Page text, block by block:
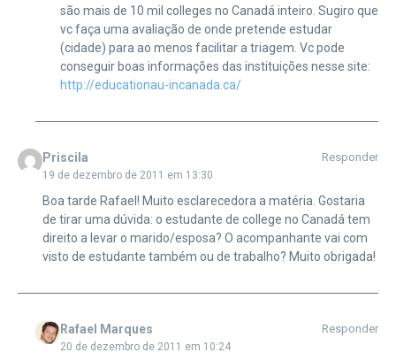
são mais de 10 mil colleges no Canadá inteiro. Sugiro que
vc faça uma avaliação de onde pretende estudar
(cidade) para ao menos facilitar a triagem. Vc pode
conseguir boas informações das instituições nesse site:
http://educationau-incanada.ca/
Priscila
19 de dezembro de 2011 em 13:30
Responder
Boa tarde Rafael! Muito esclarecedora a matéria. Gostaria
de tirar uma dúvida: o estudante de college no Canadá tem
direito a levar o marido/esposa? O acompanhante vai com
visto de estudante também ou de trabalho? Muito obrigada!
Rafael Marques
20 de dezembro de 2011 em 10:24
Responder